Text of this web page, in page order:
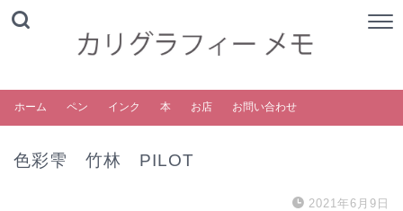
ホーム ペン インク 本 お店 お問い合わせ
色彩雫 竹林 PILOT
2021年6月9日